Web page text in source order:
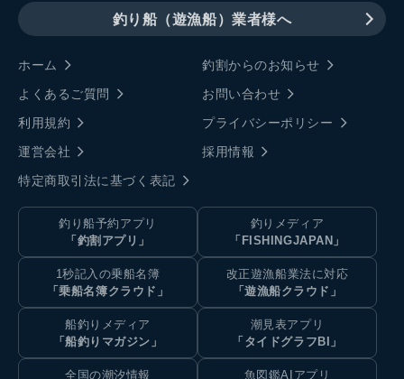
釣り船（遊漁船）業者様へ
ホーム
釣割からのお知らせ
よくあるご質問
お問い合わせ
利用規約
プライバシーポリシー
運営会社
採用情報
特定商取引法に基づく表記
釣り船予約アプリ
「釣割アプリ」
釣りメディア
「FISHINGJAPAN」
1秒記入の乗船名簿
「乗船名簿クラウド」
改正遊漁船業法に対応
「遊漁船クラウド」
船釣りメディア
「船釣りマガジン」
潮見表アプリ
「タイドグラフBI」
全国の潮汐情報
魚図鑑AIアプリ